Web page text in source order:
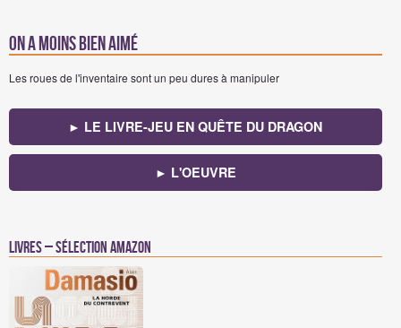
On a moins bien aimé
Les roues de l'inventaire sont un peu dures à manipuler
► LE LIVRE-JEU EN QUÊTE DU DRAGON
► L'OEUVRE
Livres – Sélection Amazon